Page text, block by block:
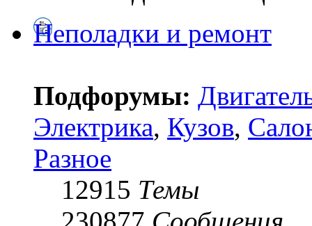
Неполадки и ремонт
Подфорумы:
Электрика, Кузов,
Разное
12915 Темы